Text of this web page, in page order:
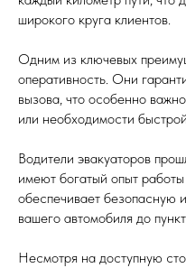
широкого круга клиентов.
Одним из ключевых
оперативность. Они
вызова, что особенно
или необходимости
Водители эвакуаторов
имеют богатый опыт
обеспечивает безопасную
вашего автомобиля до
Несмотря на доступную